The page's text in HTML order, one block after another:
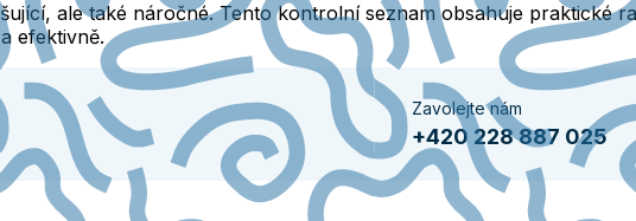
ale také náročné. Tento kontrolní seznam obsahuje praktické
efektivně.
Zavolejte nám
+420 228 887 025